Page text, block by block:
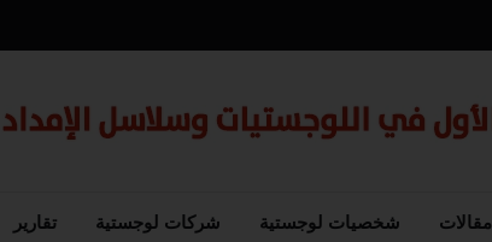
مقالات شخصيات لوجستية شركات لوجستية تقارير